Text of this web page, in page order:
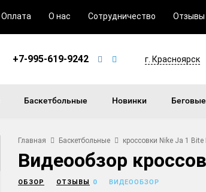
Оплата О нас Сотрудничество Отзывы
+7-995-619-9242 г. Красноярск
Баскетбольные Новинки Беговые
Главная Баскетбольные кроссовки Nike Ja 1 Bite
Видеообзор
ОБЗОР ОТЗЫВЫ 0 ВИДЕООБЗОР